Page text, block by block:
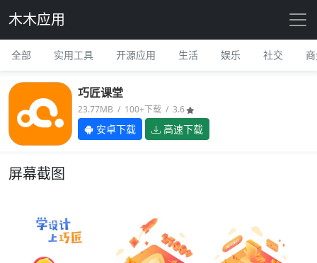
木木应用
全部 实用工具 开源应用 生活 娱乐 社交
巧匠课堂
23.77MB / 100+下载 / 3.6
安卓下载 高速下载
屏幕截图